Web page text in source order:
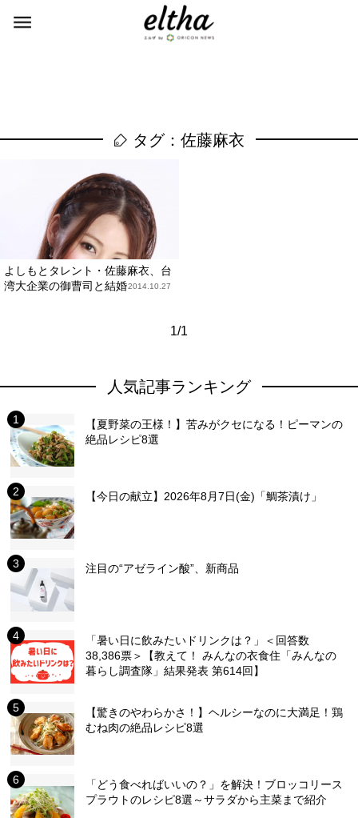
タグ：佐藤麻衣
よしもとタレント・佐藤麻衣、台
湾大企業の御曹司と結婚2014.10.27
1/1
人気記事ランキング
【夏野菜の王様！】苦みがクセになる！ピーマンの
絶品レシピ8選
【今日の献立】2026年8月7日(金)「鯛茶漬け」
注目の“アゼライン酸”、新商品
「暑い日に飲みたいドリンクは？」＜回答数
38,386票＞【教えて！ みんなの衣食住「みんなの
暮らし調査隊」結果発表 第614回】
【驚きのやわらかさ！】ヘルシーなのに大満足！鶏
むね肉の絶品レシピ8選
「どう食べればいいの？」を解決！ブロッコリース
プラウトのレシピ8選～サラダから主菜まで紹介